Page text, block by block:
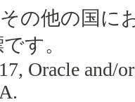
の他の国に
す。
Oracle and/